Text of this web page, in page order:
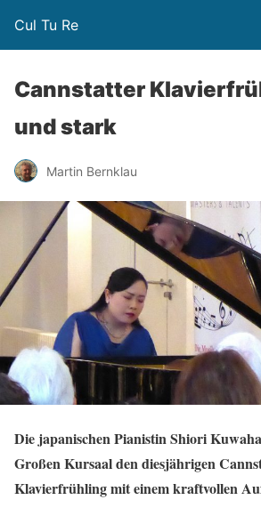
Cul Tu Re
Cannstatter
und stark
Martin Bernklau
Die japanischen Pianistin Shiori
Großen Kursaal den diesjährigen
Klavierfrühling mit einem kraftvollen